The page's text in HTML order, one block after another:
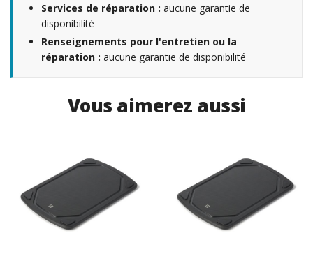
Services de réparation : aucune garantie de
disponibilité
Renseignements pour l'entretien ou la
réparation : aucune garantie de disponibilité
Vous aimerez aussi